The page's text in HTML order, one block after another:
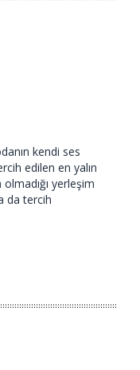
kendi ses
edilen en yalın
yerleşim
da tercih